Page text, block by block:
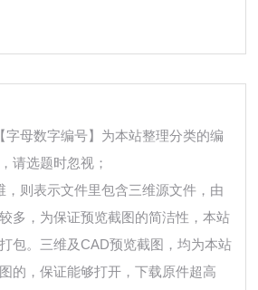
字母数字编号】为本站整理分类的编
请选题时忽视；
，则表示文件里包含三维源文件，由
多，为保证预览截图的简洁性，本站
包。三维及CAD预览截图，均为本站
的，保证能够打开，下载原件超高